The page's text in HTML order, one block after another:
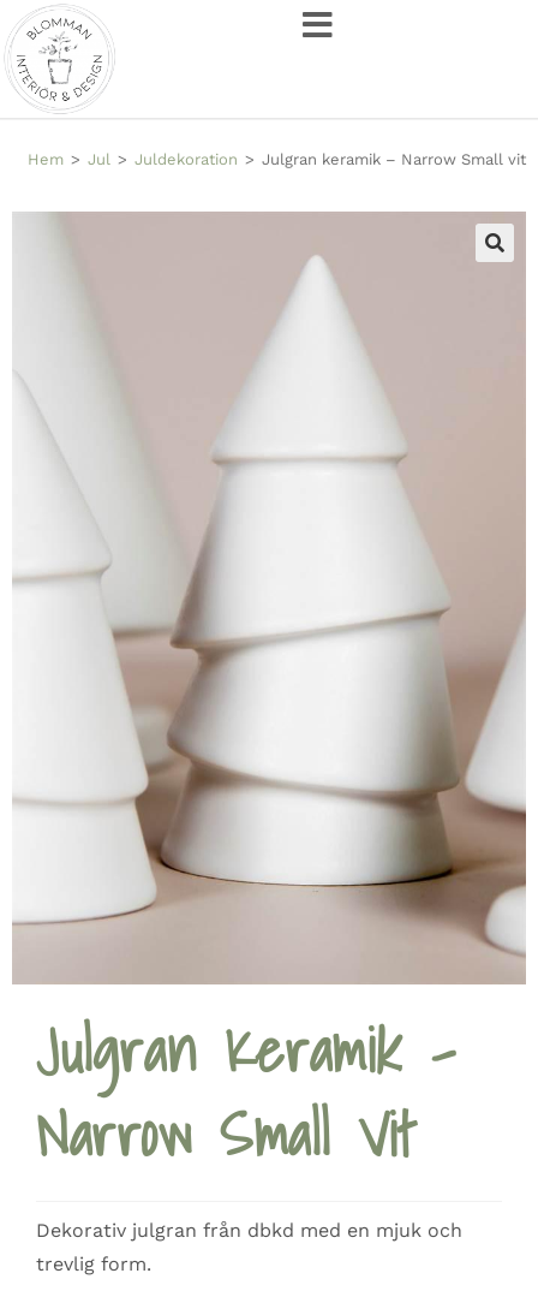
Hem > Jul > Juldekoration > Julgran keramik – Narrow Small vit
Julgran Keramik –
Narrow Small Vit
Dekorativ julgran från dbkd med en mjuk och
trevlig form.